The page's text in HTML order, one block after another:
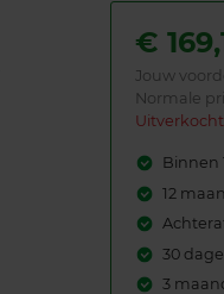
€
Jouw
Normale
Binnen
12
30
3